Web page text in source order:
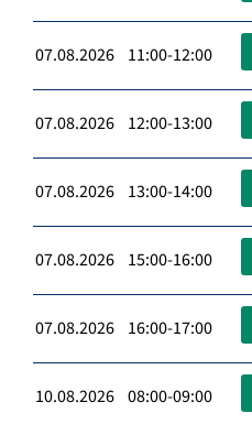
07.08.2026 11:00-12:00
07.08.2026 12:00-13:00
07.08.2026 13:00-14:00
07.08.2026 15:00-16:00
07.08.2026 16:00-17:00
10.08.2026 08:00-09:00